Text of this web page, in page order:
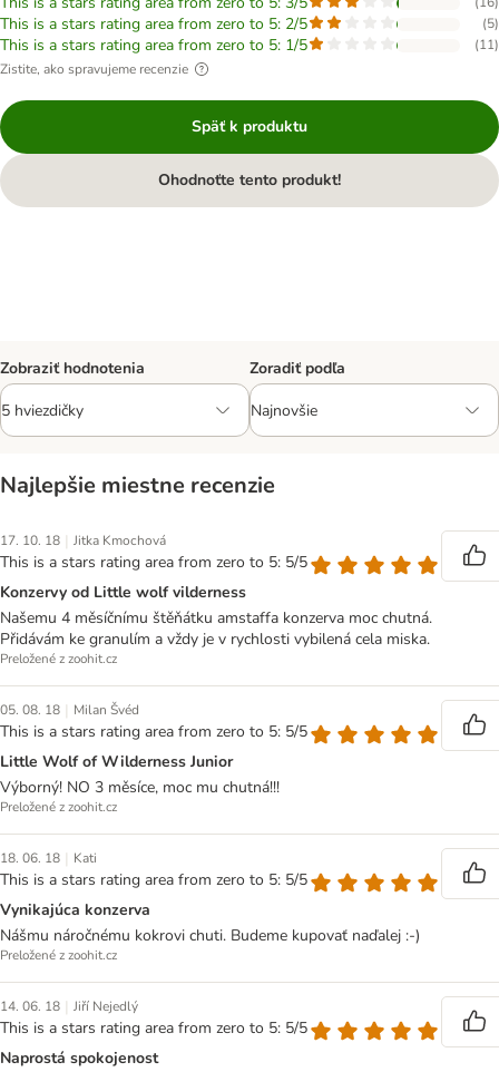
This is a stars rating area from zero to 5: 2/5 (5)
This is a stars rating area from zero to 5: 1/5 (11)
Zistite, ako spravujeme recenzie
Späť k produktu
Ohodnoťte tento produkt!
Zobraziť hodnotenia Zoradiť podľa
Najlepšie miestne recenzie
17. 10. 18 | Jitka Kmochová
This is a stars rating area from zero to 5: 5/5
Konzervy od Little wolf vilderness
Našemu 4 měsíčnímu štěňátku amstaffa konzerva moc chutná.
Přidávám ke granulím a vždy je v rychlosti vybilená cela miska.
Preložené z zoohit.cz
05. 08. 18 | Milan Švéd
This is a stars rating area from zero to 5: 5/5
Little Wolf of Wilderness Junior
Výborný! NO 3 měsíce, moc mu chutná!!!
Preložené z zoohit.cz
18. 06. 18 | Kati
This is a stars rating area from zero to 5: 5/5
Vynikajúca konzerva
Nášmu náročnému kokrovi chuti. Budeme kupovať naďalej :-)
Preložené z zoohit.cz
14. 06. 18 | Jiří Nejedlý
This is a stars rating area from zero to 5: 5/5
Naprostá spokojenost